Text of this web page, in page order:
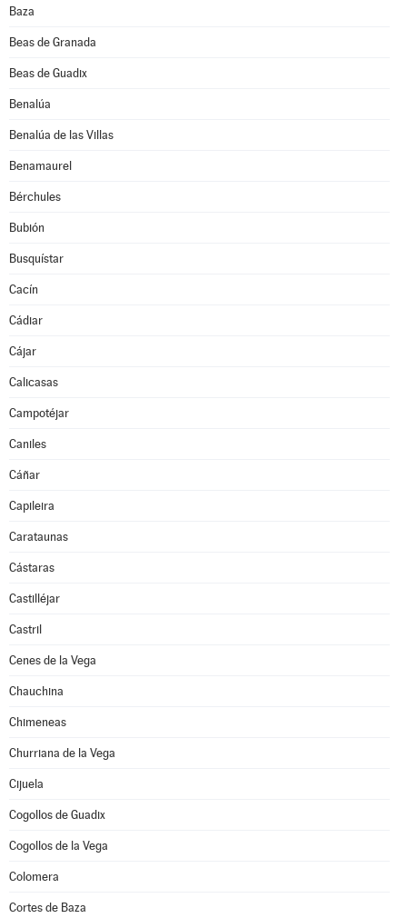
Baza
Beas de Granada
Beas de Guadix
Benalúa
Benalúa de las Villas
Benamaurel
Bérchules
Bubión
Busquístar
Cacín
Cádiar
Cájar
Calicasas
Campotéjar
Caniles
Cáñar
Capileira
Carataunas
Cástaras
Castilléjar
Castril
Cenes de la Vega
Chauchina
Chimeneas
Churriana de la Vega
Cijuela
Cogollos de Guadix
Cogollos de la Vega
Colomera
Cortes de Baza